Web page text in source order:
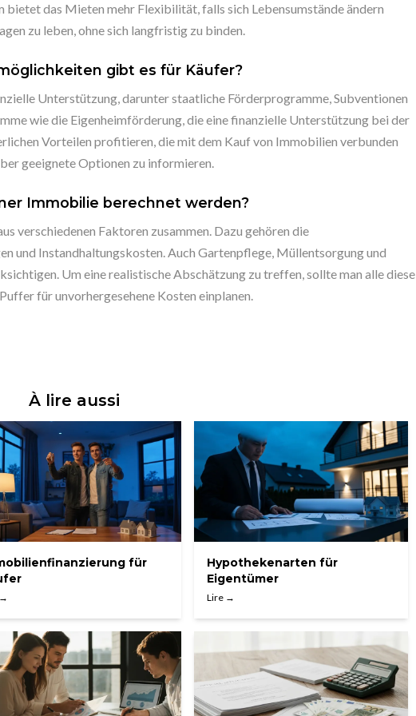
das Mieten mehr Flexibilität, falls sich Lebensumstände ändern
zu leben, ohne sich langfristig zu binden.
gibt es für Käufer?
Unterstützung, darunter staatliche Förderprogramme, Subventionen
wie die Eigenheimförderung, die eine finanzielle Unterstützung bei der
Vorteilen profitieren, die mit dem Kauf von Immobilien verbunden
geeignete Optionen zu informieren.
Immobilie berechnet werden?
verschiedenen Faktoren zusammen. Dazu gehören die
und Instandhaltungskosten. Auch Gartenpflege, Müllentsorgung und
Um eine realistische Abschätzung zu treffen, sollte man alle diese
für unvorhergesehene Kosten einplanen.
À lire aussi
für
Hypothekenarten für
Eigentümer
Lire →